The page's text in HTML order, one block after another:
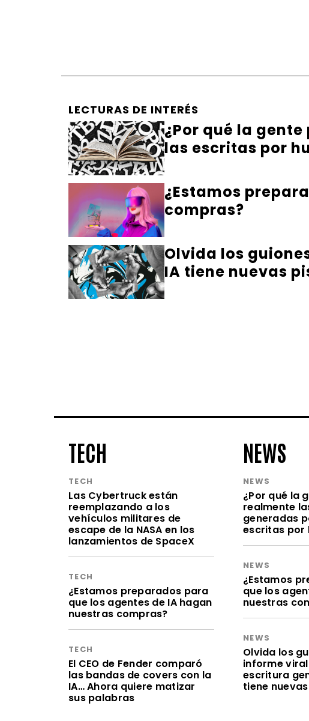
LECTURAS DE INTERÉS
¿Por qué la
las escritas por
¿Estamos
compras?
Olvida los
IA tiene nuevas
TECH
TECH
Las Cybertruck están
reemplazando a los
vehículos militares de
escape de la NASA en los
lanzamientos de SpaceX
TECH
¿Estamos preparados para
que los agentes de IA hagan
nuestras compras?
TECH
El CEO de Fender comparó
las bandas de covers con la
IA… Ahora quiere matizar
sus palabras
NEWS
NEWS
¿Por qué la
realmente
generadas
escritas por
NEWS
¿Estamos
que los
nuestras
NEWS
Olvida los
informe
escritura
tiene